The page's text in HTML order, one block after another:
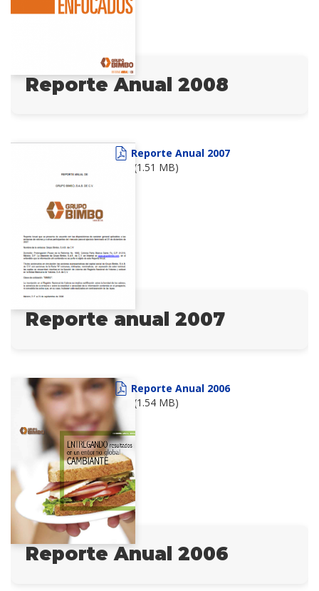
Reporte Anual 2008
Reporte Anual 2007
(1.51 MB)
Reporte anual 2007
Reporte Anual 2006
(1.54 MB)
Reporte Anual 2006